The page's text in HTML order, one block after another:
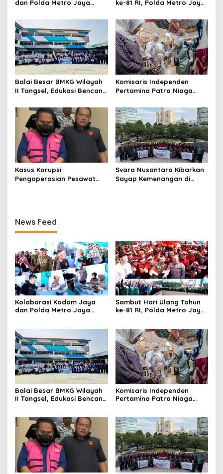
dan Polda Metro Jaya
ke-81 RI, Polda Metro Jaya
Balai Besar BMKG Wilayah
II Tangsel, Edukasi Bencana
kepada pelajar UPTD SMPN
23
Komisaris Independen
Pertamina Patra Niaga
Mitra Binaan dengan
Sentuhan Kemanusiaan dan
Keberlanjutan
Kasus Korupsi
Pengoperasian Pesawat
Svara Nusantara Kibarkan
Sayap Kemenangan di
News Feed
Kolaborasi Kodam Jaya
dan Polda Metro Jaya
Sambut Hari Ulang Tahun
ke-81 RI, Polda Metro Jaya
Balai Besar BMKG Wilayah
II Tangsel, Edukasi Bencana
23
Komisaris Independen
Pertamina Patra Niaga
Sentuhan Kemanusiaan dan
Keberlanjutan